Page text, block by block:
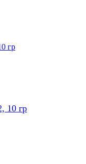
10 гр